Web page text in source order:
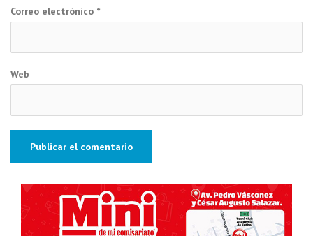
Correo electrónico *
Web